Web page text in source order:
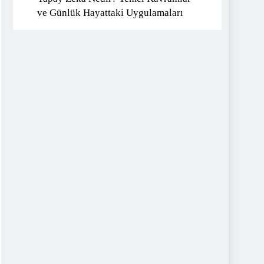
ve Günlük Hayattaki Uygulamaları